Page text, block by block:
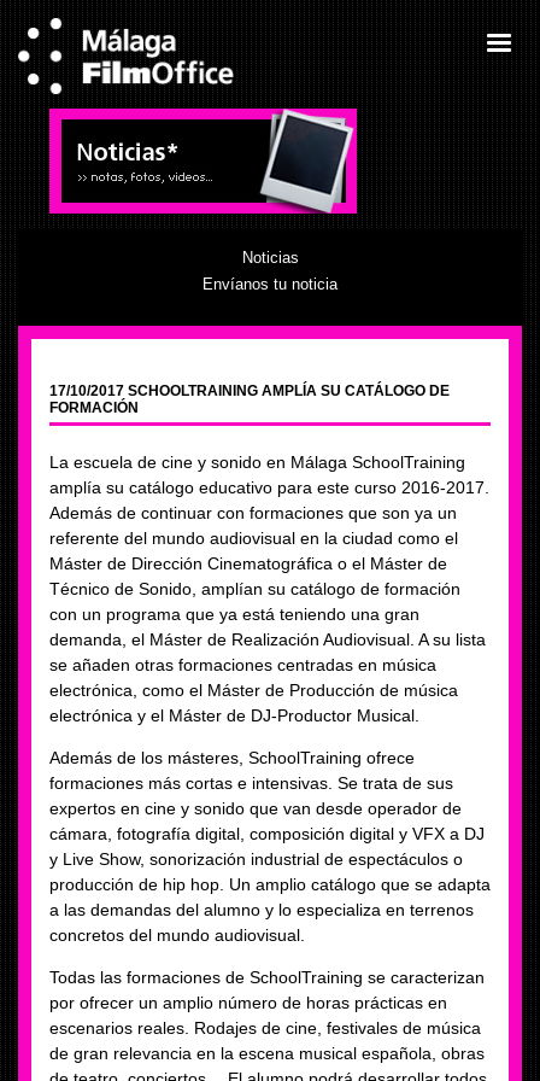
Noticias
Envíanos tu noticia
17/10/2017 SCHOOLTRAINING AMPLÍA SU CATÁLOGO DE
FORMACIÓN
La escuela de cine y sonido en Málaga SchoolTraining
amplía su catálogo educativo para este curso 2016-2017.
Además de continuar con formaciones que son ya un
referente del mundo audiovisual en la ciudad como el
Máster de Dirección Cinematográfica o el Máster de
Técnico de Sonido, amplían su catálogo de formación
con un programa que ya está teniendo una gran
demanda, el Máster de Realización Audiovisual. A su lista
se añaden otras formaciones centradas en música
electrónica, como el Máster de Producción de música
electrónica y el Máster de DJ-Productor Musical.
Además de los másteres, SchoolTraining ofrece
formaciones más cortas e intensivas. Se trata de sus
expertos en cine y sonido que van desde operador de
cámara, fotografía digital, composición digital y VFX a DJ
y Live Show, sonorización industrial de espectáculos o
producción de hip hop. Un amplio catálogo que se adapta
a las demandas del alumno y lo especializa en terrenos
concretos del mundo audiovisual.
Todas las formaciones de SchoolTraining se caracterizan
por ofrecer un amplio número de horas prácticas en
escenarios reales. Rodajes de cine, festivales de música
de gran relevancia en la escena musical española, obras